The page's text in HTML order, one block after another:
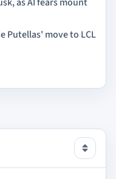
Putellas' move to LCL